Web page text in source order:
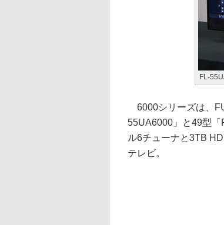
FL-
6000シリーズは、
55UA6000」と49型「
ル6チューナと3TB
テレビ。